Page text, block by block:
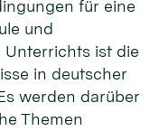
für eine
und
Unterrichts ist die
in deutscher
werden darüber
Themen